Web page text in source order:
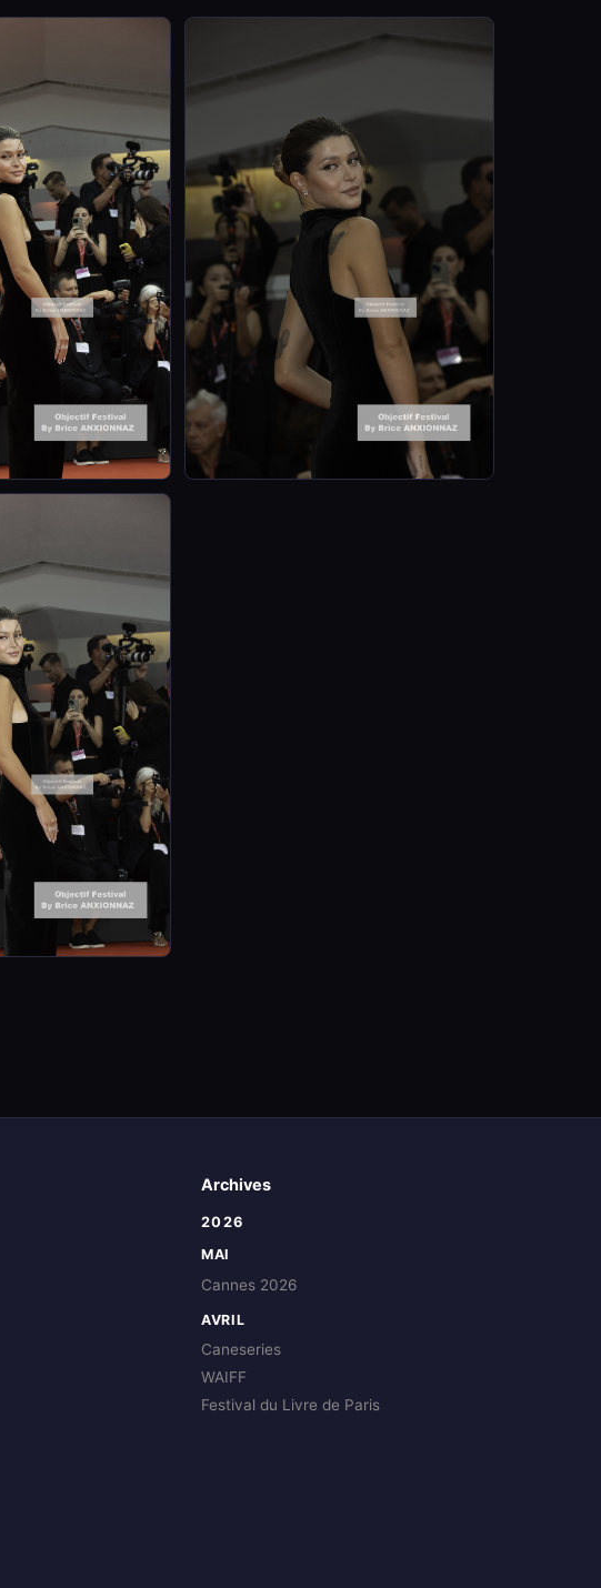
Archives
2026
MAI
Cannes 2026
AVRIL
Caneseries
WAIFF
Festival du Livre de Paris